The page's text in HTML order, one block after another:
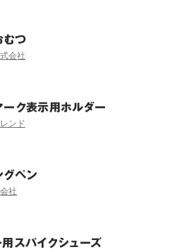
むつ
会社
ク表示用ホルダー
ンド
グペン
社
スパイクシューズ